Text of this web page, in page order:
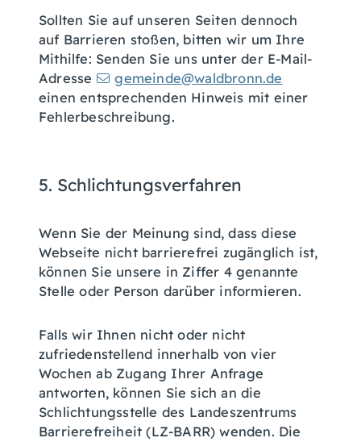
Sollten Sie auf unseren Seiten dennoch
auf Barrieren stoßen, bitten wir um Ihre
Mithilfe: Senden Sie uns unter der E-Mail-
Adresse
gemeinde@waldbronn.de
einen entsprechenden Hinweis mit einer
Fehlerbeschreibung.
5. Schlichtungsverfahren
Wenn Sie der Meinung sind, dass diese
Webseite nicht barrierefrei zugänglich ist,
können Sie unsere in Ziffer 4 genannte
Stelle oder Person darüber informieren.
Falls wir Ihnen nicht oder nicht
zufriedenstellend innerhalb von vier
Wochen ab Zugang Ihrer Anfrage
antworten, können Sie sich an die
Schlichtungsstelle des Landeszentrums
Barrierefreiheit (LZ-BARR) wenden. Die